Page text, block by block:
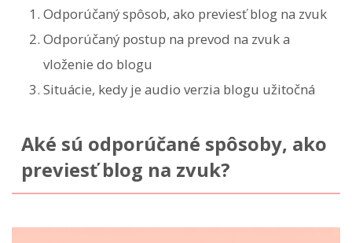
Odporúčaný spôsob, ako previesť blog na zvuk
Odporúčaný postup na prevod na zvuk a
vloženie do blogu
Situácie, kedy je audio verzia blogu užitočná
Aké sú odporúčané spôsoby, ako
previesť blog na zvuk?